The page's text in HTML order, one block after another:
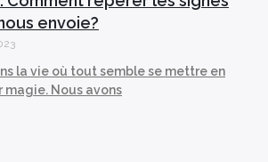
envoie?
la vie où tout semble se mettre en
magie. Nous avons